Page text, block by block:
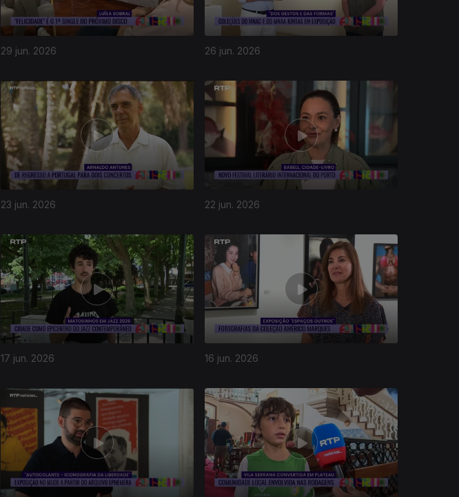
29 jun. 2026 26 jun. 2026
23 jun. 2026 22 jun. 2026
17 jun. 2026 16 jun. 2026